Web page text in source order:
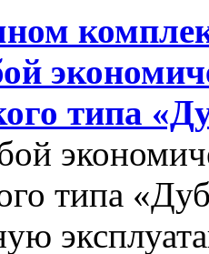
типа
типа